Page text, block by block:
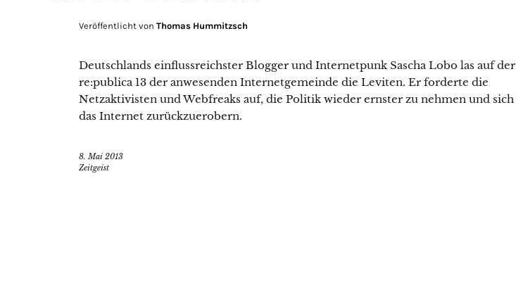
Veröffentlicht von Thomas Hummitzsch
Deutschlands einflussreichster Blogger und Internetpunk Sascha Lobo las auf der
re:publica 13 der anwesenden Internetgemeinde die Leviten. Er forderte die
Netzaktivisten und Webfreaks auf, die Politik wieder ernster zu nehmen und sich
das Internet zurückzuerobern.
8. Mai 2013
Zeitgeist